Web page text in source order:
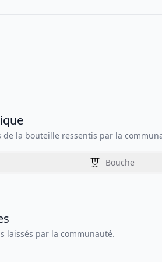
de la bouteille ressentis par la
Bouche
laissés par la communauté.